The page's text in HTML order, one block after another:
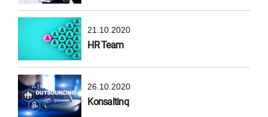
21.10.2020
HR Team
26.10.2020
Konsaltinq